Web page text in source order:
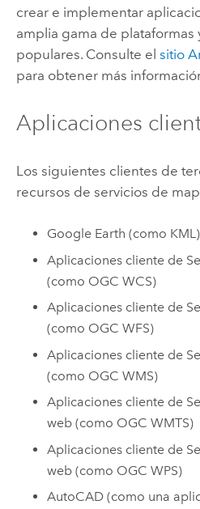
crear e implementar
amplia gama de plataformas
populares. Consulte el sitio
para obtener más
Aplicaciones
Los siguientes clientes de
recursos de servicios de
Google Earth (como KML)
Aplicaciones cliente de
(como OGC WCS)
Aplicaciones cliente de
(como OGC WFS)
Aplicaciones cliente de
(como OGC WMS)
Aplicaciones cliente de
web (como OGC WMTS)
Aplicaciones cliente de
web (como OGC WPS)
AutoCAD (como una